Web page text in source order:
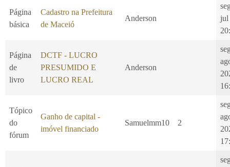
Página
básica
Cadastro na Prefeitura
de Maceió
Anderson
jul
Página
de
livro
DCTF - LUCRO
PRESUMIDO E
LUCRO REAL
Anderson
Tópico
do
fórum
Ganho de capital -
imóvel financiado
Samuelmm10 2